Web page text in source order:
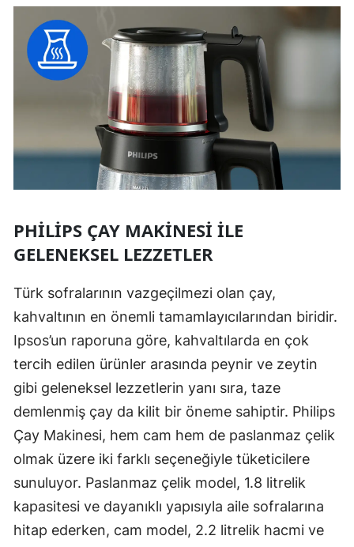
PHILIPS ÇAY MAKINESI ILE
GELENEKSEL LEZZETLER
Türk sofralarının vazgeçilmezi olan çay,
kahvaltının en önemli tamamlayıcılarından biridir.
Ipsos’un raporuna göre, kahvaltılarda en çok
tercih edilen ürünler arasında peynir ve zeytin
gibi geleneksel lezzetlerin yanı sıra, taze
demlenmiş çay da kilit bir öneme sahiptir. Philips
Çay Makinesi, hem cam hem de paslanmaz çelik
olmak üzere iki farklı seçeneğiyle tüketicilere
sunuluyor. Paslanmaz çelik model, 1.8 litrelik
kapasitesi ve dayanıklı yapısıyla aile sofralarına
hitap ederken, cam model, 2.2 litrelik hacmi ve